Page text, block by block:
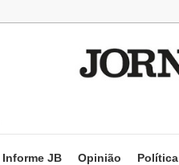
Informe JB Opinião Política